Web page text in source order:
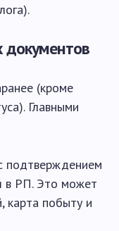
(кроме
Главными
подтверждением
в РП. Это может
карта побыту и